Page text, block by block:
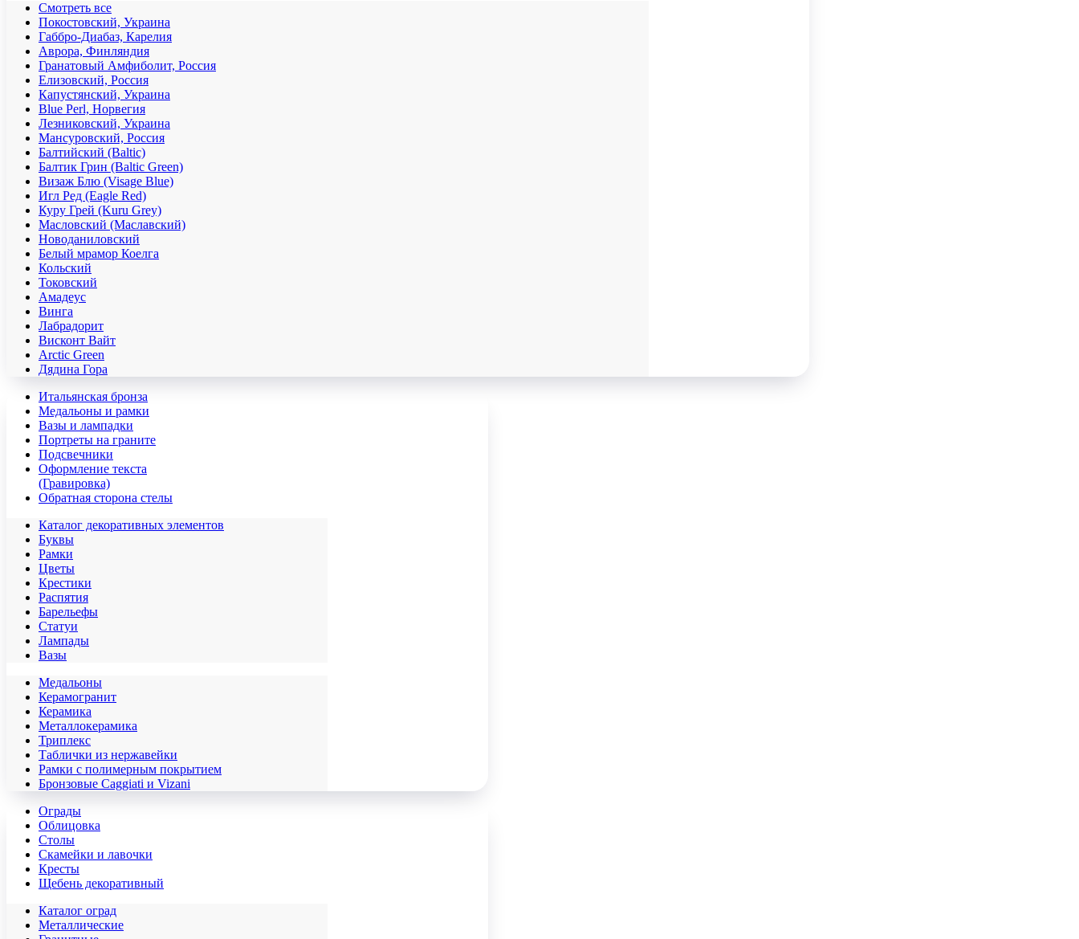
Смотреть все
Покостовский, Украина
Габбро-Диабаз, Карелия
Аврора, Финляндия
Гранатовый Амфиболит, Россия
Елизовский, Россия
Капустянский, Украина
Blue Perl, Норвегия
Лезниковский, Украина
Мансуровский, Россия
Балтийский (Baltic)
Балтик Грин (Baltic Green)
Визаж Блю (Visage Blue)
Игл Ред (Eagle Red)
Куру Грей (Kuru Grey)
Масловский (Маславский)
Новоданиловский
Белый мрамор Коелга
Кольский
Токовский
Амадеус
Винга
Лабрадорит
Висконт Вайт
Аrctic Green
Дядина Гора
Итальянская бронза
Медальоны и рамки
Вазы и лампадки
Портреты на граните
Подсвечники
Оформление текста
(Гравировка)
Обратная сторона стелы
Каталог декоративных элементов
Буквы
Рамки
Цветы
Крестики
Распятия
Барельефы
Статуи
Лампады
Вазы
Медальоны
Керамогранит
Керамика
Металлокерамика
Триплекс
Таблички из нержавейки
Рамки с полимерным покрытием
Бронзовые Caggiati и Vizani
Ограды
Облицовка
Столы
Скамейки и лавочки
Кресты
Щебень декоративный
Каталог оград
Металлические